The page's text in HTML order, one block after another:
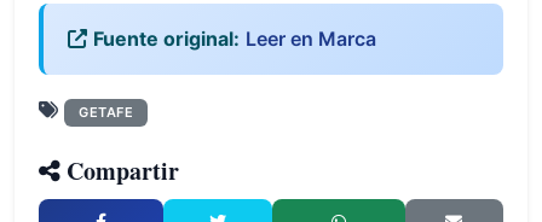
Fuente original: Leer en Marca
GETAFE
Compartir